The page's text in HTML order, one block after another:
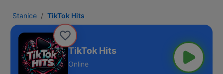
Stanice TikTok Hits
TikTok Hits
Online